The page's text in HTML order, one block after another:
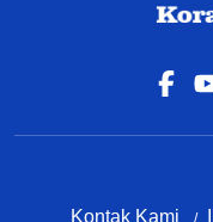
Kontak Kami